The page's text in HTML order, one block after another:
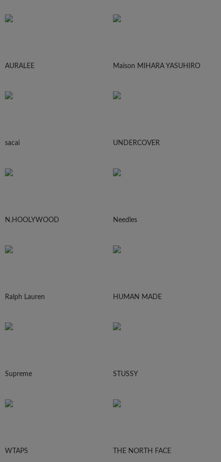
AURALEE Maison MIHARA YASUHIRO
sacai UNDERCOVER
N.HOOLYWOOD Needles
Ralph Lauren HUMAN MADE
Supreme STUSSY
WTAPS THE NORTH FACE